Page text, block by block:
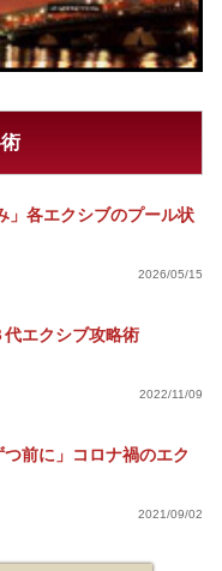
」各エクシブのプール状
2026/05/15
エクシブ攻略術
2022/11/09
つ前に」コロナ禍のエク
2021/09/02